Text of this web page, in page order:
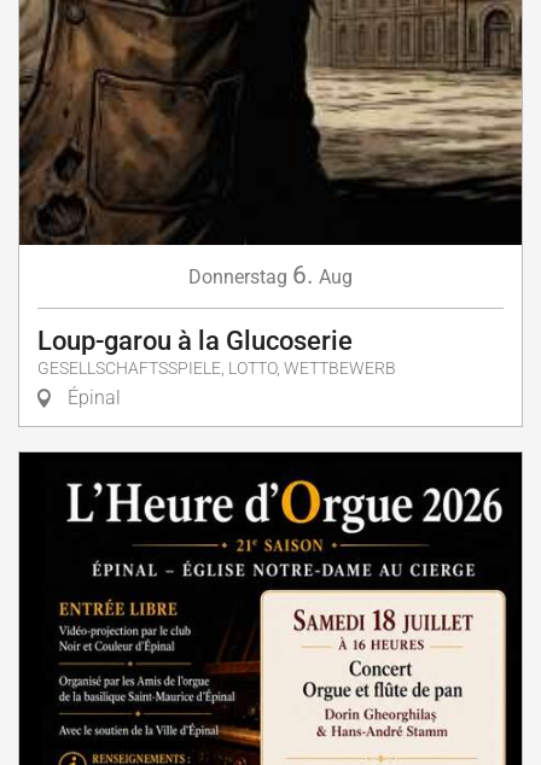
Donnerstag 6. Aug
Loup-garou à la Glucoserie
GESELLSCHAFTSSPIELE, LOTTO, WETTBEWERB
Épinal